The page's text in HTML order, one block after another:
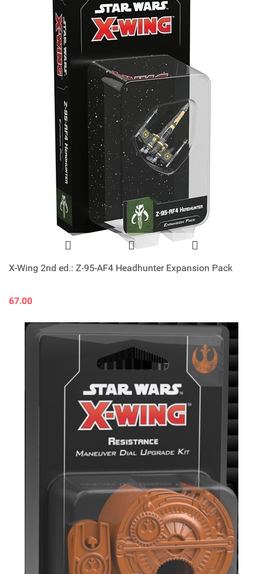
X-Wing 2nd ed.: Z-95-AF4 Headhunter Expansion Pack
67.00